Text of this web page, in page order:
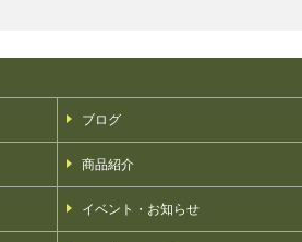
ブログ
商品紹介
イベント・お知らせ